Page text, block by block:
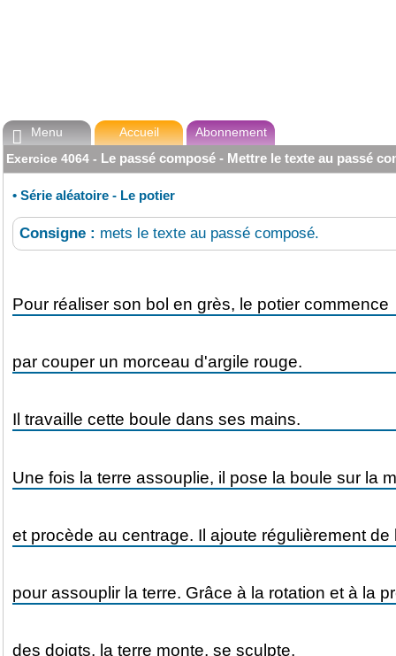
 Menu Accueil
Abonnement
Exercice 4064 - Le passé composé - Mettre le texte au passé
• Série aléatoire - Le potier
Consigne : mets le texte au passé composé.